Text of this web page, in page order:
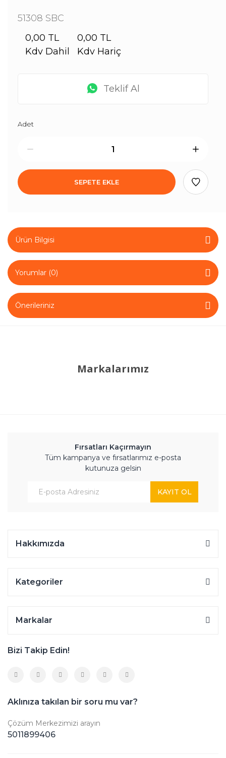
51308 SBC
0,00 TL
Kdv Dahil
0,00 TL
Kdv Hariç
Teklif Al
Adet
SEPETE EKLE
Ürün Bilgisi
Yorumlar (0)
Önerileriniz
Markalarımız
Fırsatları Kaçırmayın
Tüm kampanya ve fırsatlarımız e-posta
kutunuza gelsin
KAYIT OL
Hakkımızda
Kategoriler
Markalar
Bizi Takip Edin!
Aklınıza takılan bir soru mu var?
Çözüm Merkezimizi arayın
5011899406